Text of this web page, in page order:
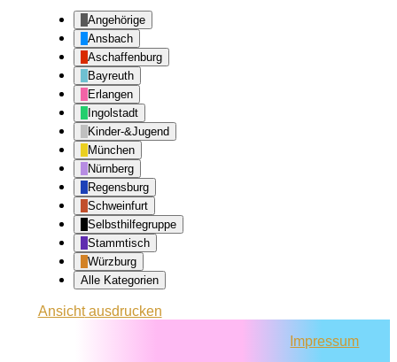
Angehörige
Ansbach
Aschaffenburg
Bayreuth
Erlangen
Ingolstadt
Kinder-&Jugend
München
Nürnberg
Regensburg
Schweinfurt
Selbsthilfegruppe
Stammtisch
Würzburg
Alle Kategorien
Ansichtausdrucken
Impressum